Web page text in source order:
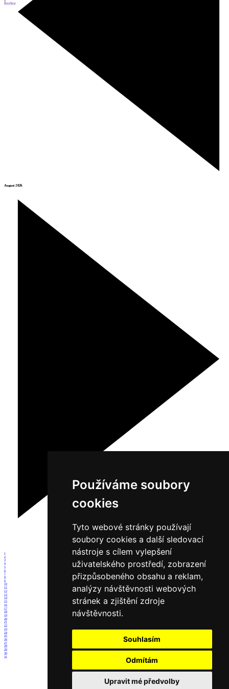
Používáme soubory
cookies
Tyto webové stránky používají
soubory cookies a další sledovací
nástroje s cílem vylepšení
uživatelského prostředí, zobrazení
přizpůsobeného obsahu a reklam,
analýzy návštěvnosti webových
stránek a zjištění zdroje
návštěvnosti.
Souhlasím
Odmítám
Upravit mé předvolby
August 2026
1
2
3
4
5
6
7
8
9
10
11
12
13
14
15
16
17
18
19
20
21
22
23
24
25
26
27
28
29
30
31
PrevNext